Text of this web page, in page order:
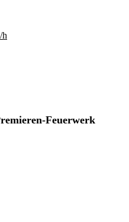
h
Feuerwerk